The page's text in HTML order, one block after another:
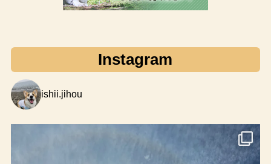
Instagram
ishii.jihou